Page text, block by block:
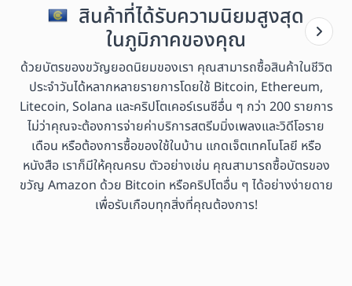
สินค้าที่ได้รับความนิยมสูงสุด
ในภูมิภาคของคุณ
ด้วยบัตรของขวัญยอดนิยมของเรา คุณสามารถซื้อสินค้าในชีวิต
ประจำวันได้หลากหลายรายการโดยใช้ Bitcoin, Ethereum,
Litecoin, Solana และคริปโตเคอร์เรนซีอื่น ๆ กว่า 200 รายการ
ไม่ว่าคุณจะต้องการจ่ายค่าบริการสตรีมมิ่งเพลงและวิดีโอราย
เดือน หรือต้องการซื้อของใช้ในบ้าน แกดเจ็ตเทคโนโลยี หรือ
หนังสือ เราก็มีให้คุณครบ ตัวอย่างเช่น คุณสามารถซื้อบัตรของ
ขวัญ Amazon ด้วย Bitcoin หรือคริปโตอื่น ๆ ได้อย่างง่ายดาย
เพื่อรับเกือบทุกสิ่งที่คุณต้องการ!